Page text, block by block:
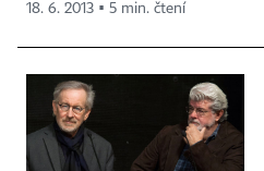
18. 6. 2013 ▪ 5 min. čtení